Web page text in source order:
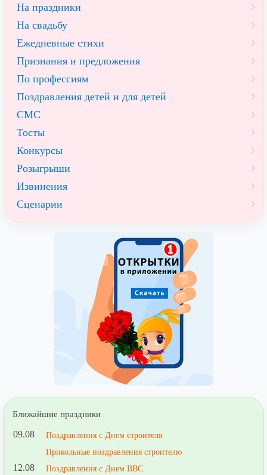
На праздники
На свадьбу
Ежедневные стихи
Признания и предложения
По профессиям
Поздравления детей и для детей
СМС
Тосты
Конкурсы
Розыгрыши
Извинения
Сценарии
Ближайшие праздники
09.08
Поздравления с Днем строителя
Прикольные поздравления строителю
12.08 Поздравления с Днем ВВС